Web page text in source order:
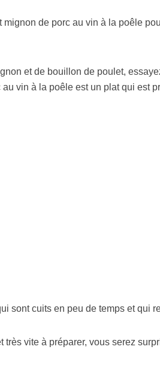
de porc au vin à la poêle
et de bouillon de poulet,
vin à la poêle est un plat qui est
sont cuits en peu de temps et qui
vite à préparer, vous serez